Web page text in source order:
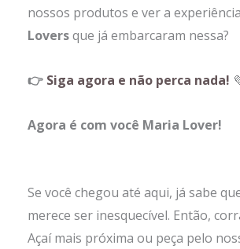
nossos produtos e ver a
Loversque já embarcaram nessa?
👉 Siga agora e não perca nada!
Agora é com você Maria Lover!
Se você chegou até aqui, já sabe
merece ser inesquecível. Então,
Açaí mais próxima ou peça pelo